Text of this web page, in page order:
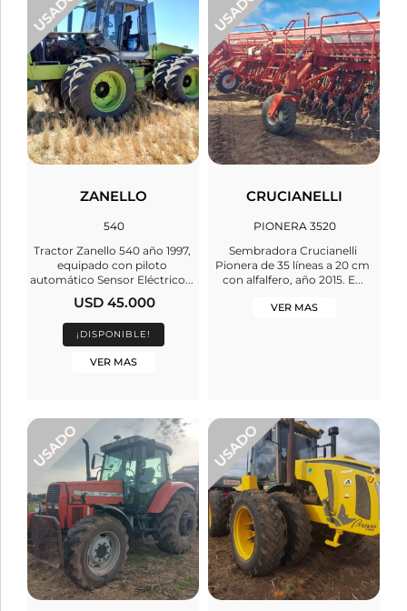
ZANELLO
540
Tractor Zanello 540 año 1997,
equipado con piloto
automático Sensor Eléctrico...
USD 45.000
¡DISPONIBLE!
VER MAS
CRUCIANELLI
PIONERA 3520
Sembradora Crucianelli
Pionera de 35 líneas a 20 cm
con alfalfero, año 2015. E...
VER MAS